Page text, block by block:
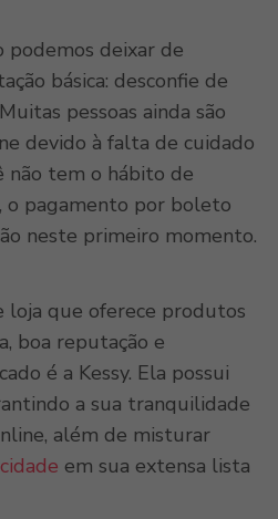
podemos deixar de
básica: desconfie de
pessoas ainda são
devido à falta de cuidado
não tem o hábito de
pagamento por boleto
neste primeiro momento.
que oferece produtos
boa reputação e
é a Kessy. Ela possui
a sua tranquilidade
além de misturar
em sua extensa lista